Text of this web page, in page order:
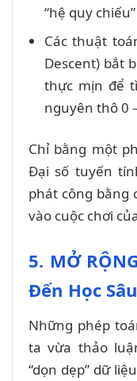
“hệ quy
Các thuật
Descent) bắt
thực mịn để
nguyên thô 0
Chỉ bằng một
Đại số tuyến
phát công bằng
vào cuộc chơi
5. MỞ
Đến Học
Những phép
ta vừa thảo
“dọn dẹp” dữ